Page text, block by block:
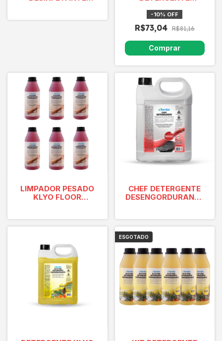
CLORADO ( 3 em 1 )
-10% OFF
R$73,04 R$81,16
LIMPADOR PESADO
KLYO FLOOR
X 1L 6 LITROS
CHEF DETERGENTE
DESENGORDURANTE
ESGOTADO